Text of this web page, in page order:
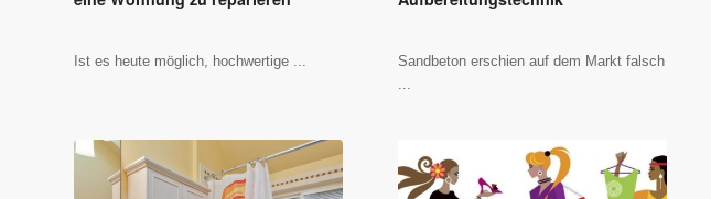
Ist es heute möglich, hochwertige ...
Sandbeton erschien auf dem Markt falsch
...